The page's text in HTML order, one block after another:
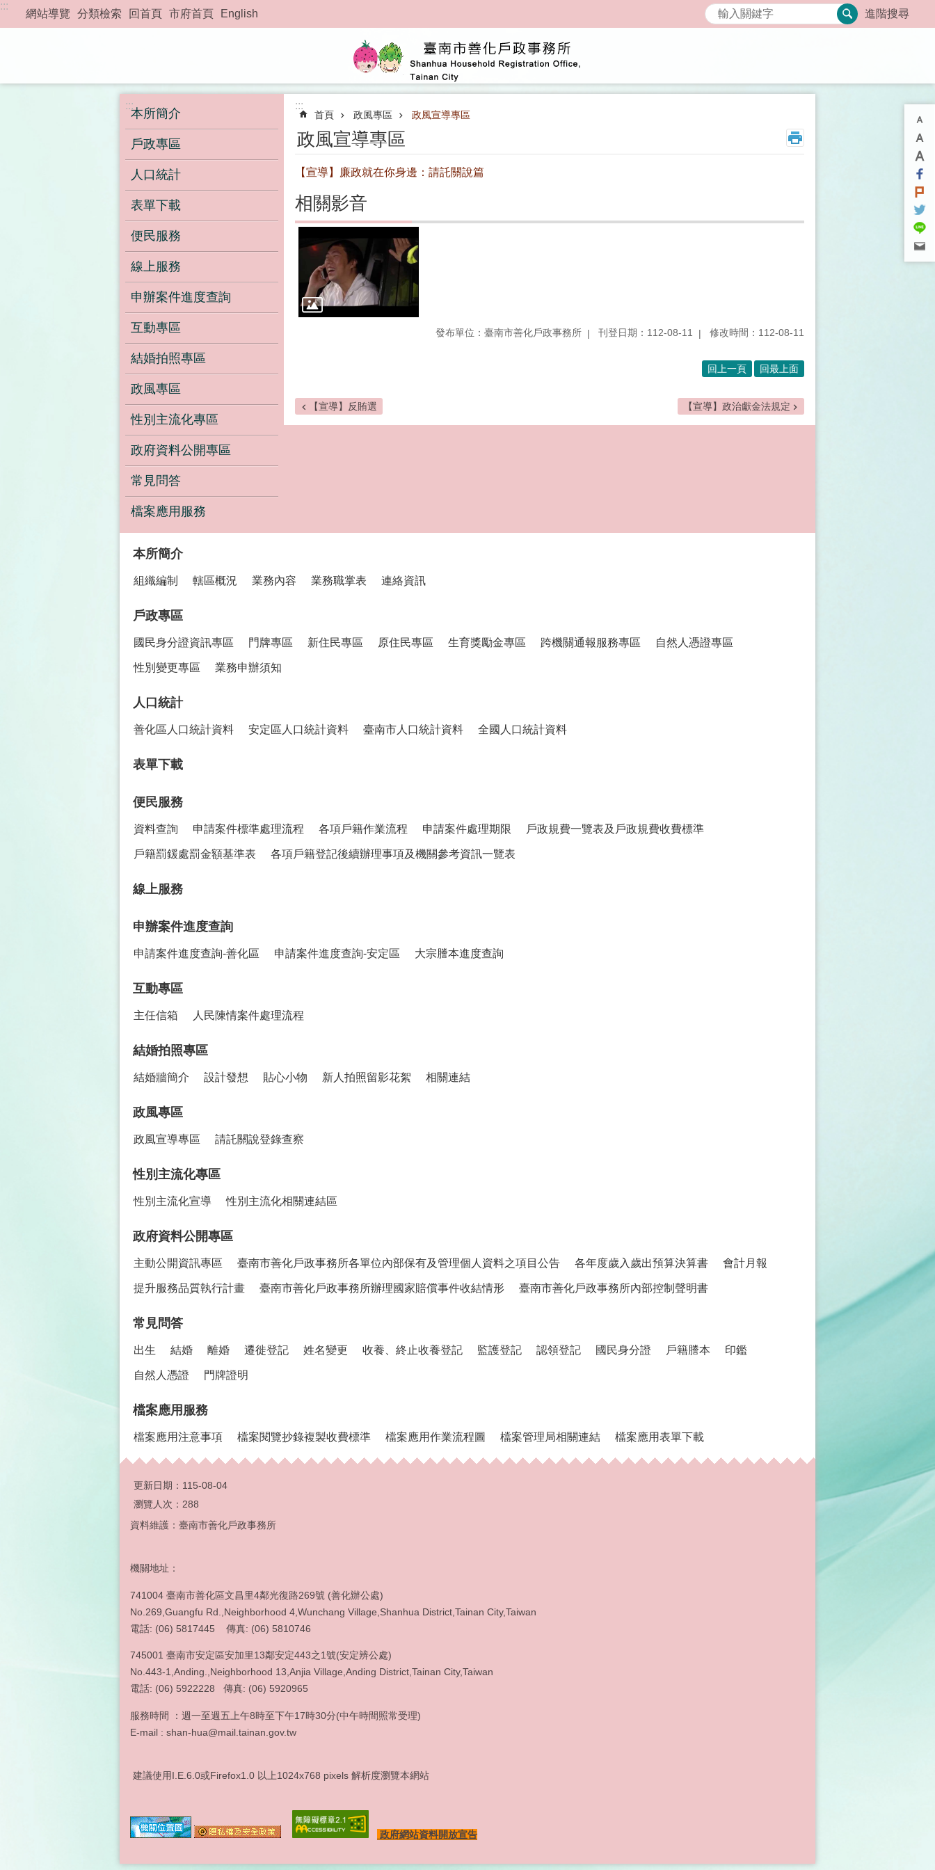
跳到主要內容區塊
:::
網站導覽 分類檢索 回首頁 市府首頁 English 搜尋 進階搜尋
:::
本所簡介
戶政專區
人口統計
表單下載
便民服務
線上服務
申辦案件進度查詢
互動專區
結婚拍照專區
政風專區
性別主流化專區
政府資料公開專區
常見問答
檔案應用服務
:::
首頁 政風專區 政風宣導專區
政風宣導專區
【宣導】廉政就在你身邊：請託關說篇
相關影音
發布單位：臺南市善化戶政事務所 刊登日期：112-08-11 修改時間：112-08-11
回上一頁 回最上面
【宣導】反賄選 【宣導】政治獻金法規定
本所簡介
組織編制 轄區概況 業務內容 業務職掌表 連絡資訊
戶政專區
國民身分證資訊專區 門牌專區 新住民專區 原住民專區 生育獎勵金專區 跨機關通報服務專區 自然人憑證專區
性別變更專區 業務申辦須知
人口統計
善化區人口統計資料 安定區人口統計資料 臺南市人口統計資料 全國人口統計資料
表單下載
便民服務
資料查詢 申請案件標準處理流程 各項戶籍作業流程 申請案件處理期限 戶政規費一覽表及戶政規費收費標準
戶籍罰鍰處罰金額基準表 各項戶籍登記後續辦理事項及機關參考資訊一覽表
線上服務
申辦案件進度查詢
申請案件進度查詢-善化區 申請案件進度查詢-安定區 大宗謄本進度查詢
互動專區
主任信箱 人民陳情案件處理流程
結婚拍照專區
結婚牆簡介 設計發想 貼心小物 新人拍照留影花絮 相關連結
政風專區
政風宣導專區 請託關說登錄查察
性別主流化專區
性別主流化宣導 性別主流化相關連結區
政府資料公開專區
主動公開資訊專區 臺南市善化戶政事務所各單位內部保有及管理個人資料之項目公告 各年度歲入歲出預算決算書 會計月報
提升服務品質執行計畫 臺南市善化戶政事務所辦理國家賠償事件收結情形 臺南市善化戶政事務所內部控制聲明書
常見問答
出生 結婚 離婚 遷徙登記 姓名變更 收養、終止收養登記 監護登記 認領登記 國民身分證 戶籍謄本 印鑑
自然人憑證 門牌證明
檔案應用服務
檔案應用注意事項 檔案閱覽抄錄複製收費標準 檔案應用作業流程圖 檔案管理局相關連結 檔案應用表單下載
更新日期： 115-08-04
瀏覽人次： 288
資料維護：臺南市善化戶政事務所
機關地址：
741004 臺南市善化區文昌里4鄰光復路269號 (善化辦公處)
No.269,Guangfu Rd.,Neighborhood 4,Wunchang Village,Shanhua District,Tainan City,Taiwan
電話: (06) 5817445 傳真: (06) 5810746
745001 臺南市安定區安加里13鄰安定443之1號(安定辨公處)
No.443-1,Anding.,Neighborhood 13,Anjia Village,Anding District,Tainan City,Taiwan
電話: (06) 5922228 傳真: (06) 5920965
服務時間 ：週一至週五上午8時至下午17時30分(中午時間照常受理)
E-mail : shan-hua@mail.tainan.gov.tw
建議使用I.E.6.0或Firefox1.0 以上1024x768 pixels 解析度瀏覽本網站
政府網站資料開放宣告